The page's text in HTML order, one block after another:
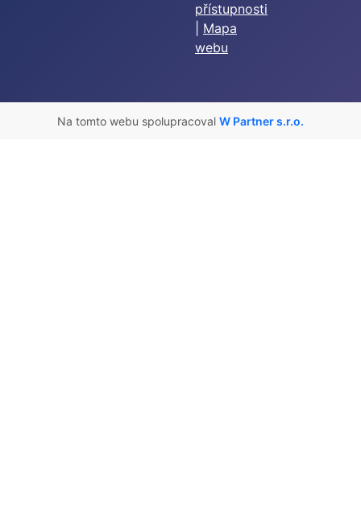
přístupnosti
Mapa
webu
Na tomto webu spolupracoval W Partner s.r.o.